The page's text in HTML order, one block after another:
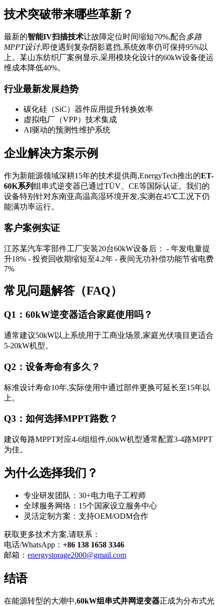
技术突破带来哪些革新？
最新的智能IV扫描技术让故障定位时间缩短70%,配合多路
MPPT设计,即使遇到复杂阴影遮挡,系统效率仍可保持95%以
上。某山东纺织厂案例显示,采用模块化设计的60kW设备使运
维成本降低40%。
行业最新发展趋势
碳化硅（SiC）器件应用提升转换效率
虚拟电厂（VPP）技术集成
AI驱动的预测性维护系统
企业解决方案示例
作为新能源领域深耕15年的技术提供商,EnergyTech推出的ET-
60K系列组串式逆变器已通过TÜV、CE等国际认证。我们的
设备特别针对东南亚高温高湿环境开发,实测在45℃工况下仍
能满功率运行。
客户案例实证
江苏某汽车零部件工厂安装20台60kW设备后： - 年发电量提
升18% - 投资回收期缩短至4.2年 - 夜间无功补偿功能节省电费
7%
常见问题解答（FAQ）
Q1：60kW逆变器适合家庭使用吗？
通常建议50kW以上系统用于工商业场景,家庭光伏项目更适合
5-20kW机型。
Q2：设备寿命有多久？
标准设计寿命10年,实际使用中通过部件更换可延长至15年以
上。
Q3：如何选择MPPT路数？
建议每路MPPT对应4-6组组件,60kW机型通常配置3-4路MPPT
为佳。
为什么选择我们？
专业研发团队：30+电力电子工程师
全球服务网络：15个国家设立服务中心
灵活定制方案：支持OEM/ODM合作
获取更多技术方案,请联系：
电话/WhatsApp： +86 138 1658 3346
邮箱： energystorage2000@gmail.com
结语
在能源转型的大潮中,60kW组串式并网逆变器正成为分布式光